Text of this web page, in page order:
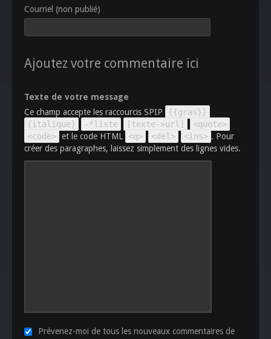
Courriel (non publié)
Ajoutez votre commentaire ici
Texte de votre message
Ce champ accepte les raccourcis SPIP
{{gras}}
{italique}
-*liste [texte->url]
<quote>
<code> et le code HTML <q> <del> <ins> . Pour
créer des paragraphes, laissez simplement des lignes vides.
Prévenez-moi de tous les nouveaux commentaires de